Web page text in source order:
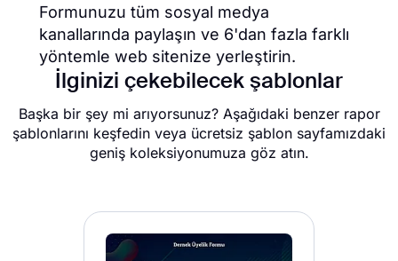
Formunuzu tüm sosyal medya
kanallarında paylaşın ve 6'dan fazla farklı
yöntemle web sitenize yerleştirin.
İlginizi çekebilecek şablonlar
Başka bir şey mi arıyorsunuz? Aşağıdaki benzer rapor
şablonlarını keşfedin veya ücretsiz şablon sayfamızdaki
geniş koleksiyonumuza göz atın.